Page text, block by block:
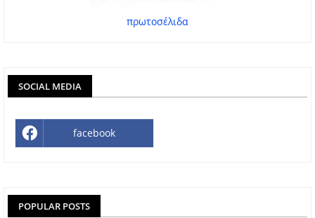
πρωτοσέλιδα
SOCIAL MEDIA
facebook
POPULAR POSTS